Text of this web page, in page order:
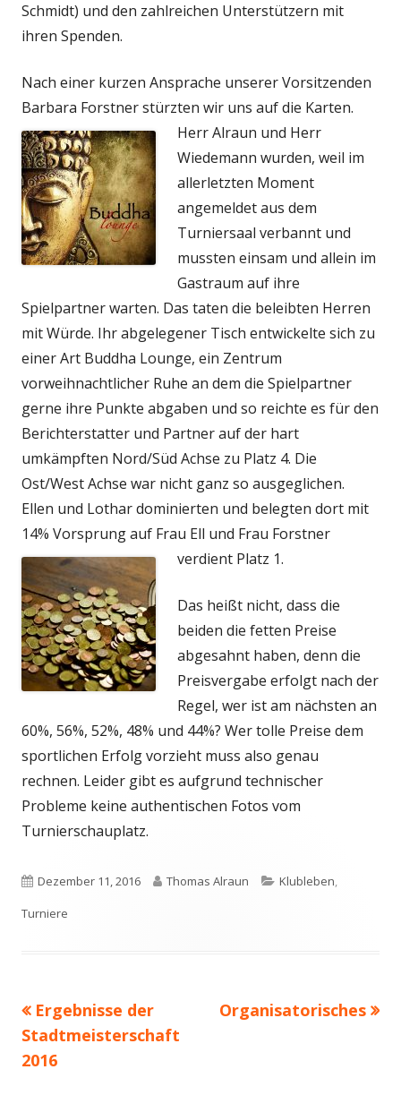
Schmidt) und den zahlreichen Unterstützern mit
ihren Spenden.
Nach einer kurzen Ansprache unserer Vorsitzenden
Barbara Forstner stürzten wir uns auf die Karten.
Herr Alraun und Herr
Wiedemann wurden, weil im
allerletzten Moment
angemeldet aus dem
Turniersaal verbannt und
mussten einsam und allein im
Gastraum auf ihre
Spielpartner warten. Das taten die beleibten Herren
mit Würde. Ihr abgelegener Tisch entwickelte sich zu
einer Art Buddha Lounge, ein Zentrum
vorweihnachtlicher Ruhe an dem die Spielpartner
gerne ihre Punkte abgaben und so reichte es für den
Berichterstatter und Partner auf der hart
umkämpften Nord/Süd Achse zu Platz 4. Die
Ost/West Achse war nicht ganz so ausgeglichen.
Ellen und Lothar dominierten und belegten dort mit
14% Vorsprung auf Frau Ell und Frau Forstner
verdient Platz 1.
Das heißt nicht, dass die
beiden die fetten Preise
abgesahnt haben, denn die
Preisvergabe erfolgt nach der
Regel, wer ist am nächsten an
60%, 56%, 52%, 48% und 44%? Wer tolle Preise dem
sportlichen Erfolg vorzieht muss also genau
rechnen. Leider gibt es aufgrund technischer
Probleme keine authentischen Fotos vom
Turnierschauplatz.
Veröffentlicht
am
Dezember 11, 2016 Autor
Thomas Alraun Kategorien
Klubleben,
Turniere
Beitragsnavigation
Vorheriger
Beitrag:
Ergebnisse der
Stadtmeisterschaft
2016
Nächster
Organisatorisches